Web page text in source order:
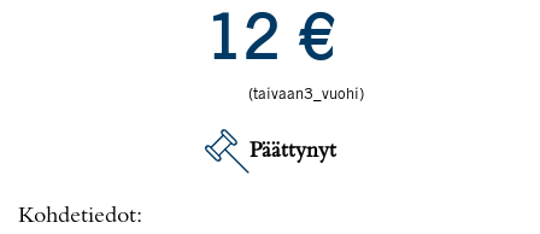
12 €
(taivaan3_vuohi)
Päättynyt
Kohdetiedot: